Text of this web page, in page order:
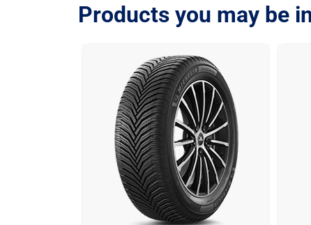
Products you may be